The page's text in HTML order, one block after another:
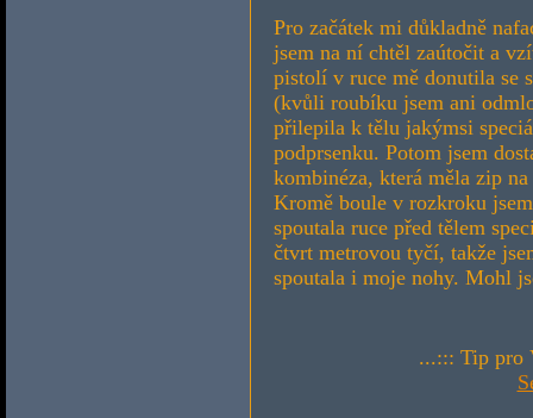
Pro začátek mi důkladně
jsem na ní chtěl zaútočit a
pistolí v ruce mě donutila se
(kvůli roubíku jsem ani
přilepila k tělu jakýmsi
podprsenku. Potom jsem
kombinéza, která měla zip
Kromě boule v rozkroku
spoutala ruce před tělem
čtvrt metrovou tyčí, takže
spoutala i moje nohy. Mohl
...::: Tip pro